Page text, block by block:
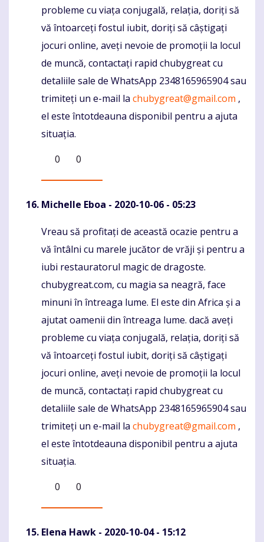
probleme cu viața conjugală, relația, doriți să
vă întoarceți fostul iubit, doriți să câștigați
jocuri online, aveți nevoie de promoții la locul
de muncă, contactați rapid chubygreat cu
detaliile sale de WhatsApp 2348165965904 sau
trimiteți un e-mail la chubygreat@gmail.com ,
el este întotdeauna disponibil pentru a ajuta
situația.
0
0
Michelle Eboa - 2020-10-06 - 05:23
Komentaras
Vreau să profitați de această ocazie pentru a
vă întâlni cu marele jucător de vrăji și pentru a
iubi restauratorul magic de dragoste.
chubygreat.com, cu magia sa neagră, face
minuni în întreaga lume. El este din Africa și a
ajutat oamenii din întreaga lume. dacă aveți
probleme cu viața conjugală, relația, doriți să
vă întoarceți fostul iubit, doriți să câștigați
jocuri online, aveți nevoie de promoții la locul
de muncă, contactați rapid chubygreat cu
detaliile sale de WhatsApp 2348165965904 sau
trimiteți un e-mail la chubygreat@gmail.com ,
el este întotdeauna disponibil pentru a ajuta
situația.
0
0
Elena Hawk - 2020-10-04 - 15:12